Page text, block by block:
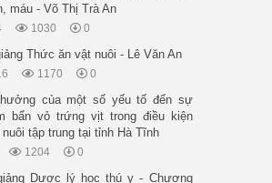
máu - Võ Thị Trà An
1030 0
Thức ăn vật nuôi - Lê Văn An
1170 0
của một số yếu tố đến sự
bẩn vỏ trứng vịt trong điều kiện
nuôi tập trung tại tỉnh Hà Tĩnh
1204 0
Dược lý học thú y - Chương